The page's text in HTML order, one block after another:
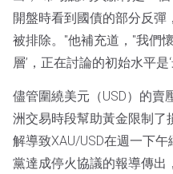
開盤時看到國債的部分反彈
被排除。"他補充道，"我們
層’，正在討論的初始水平是
儘管圍繞美元（USD）的賣
洲交易時段幫助黃金限制了
解導致XAU/USD在週一下
黨達成停火協議的報導傳出